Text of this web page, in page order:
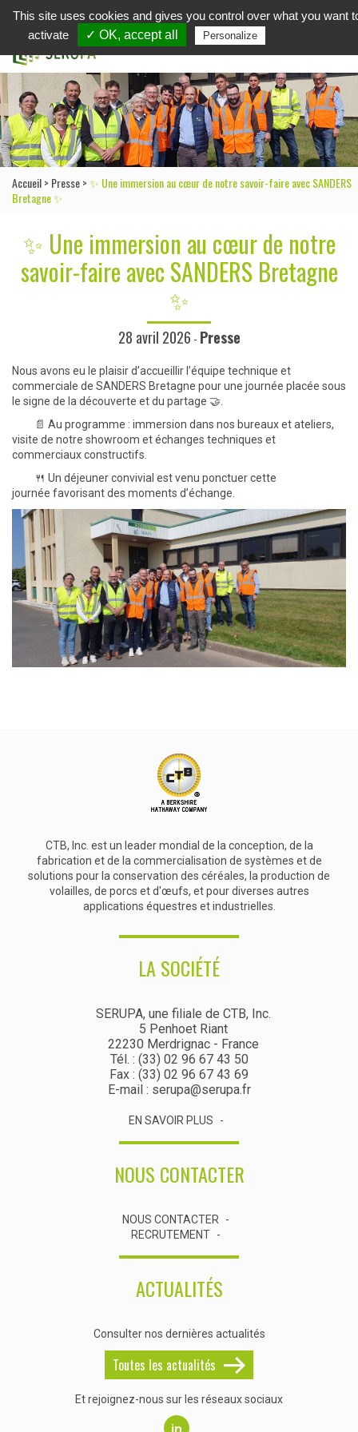
in
Accueil> Presse>✨ Une immersion au cœur de notre savoir-faire avec SANDERS
Bretagne ✨
✨ Une immersion au cœur de notre
savoir-faire avec SANDERS Bretagne
✨
28 avril 2026 - Presse
Nous avons eu le plaisir d’accueillir l’équipe technique et
commerciale de SANDERS Bretagne pour une journée placée sous
le signe de la découverte et du partage 🤝.
📄 Au programme : immersion dans nos bureaux et ateliers,
visite de notre showroom et échanges techniques et
commerciaux constructifs.
🍴 Un déjeuner convivial est venu ponctuer cette
journée favorisant des moments d’échange.
CTB, Inc. est un leader mondial de la conception, de la
fabrication et de la commercialisation de systèmes et de
solutions pour la conservation des céréales, la production de
volailles, de porcs et d'œufs, et pour diverses autres
applications équestres et industrielles.
LA SOCIÉTÉ
SERUPA, une filiale de CTB, Inc.
5 Penhoet Riant
22230 Merdrignac - France
Tél. : (33) 02 96 67 43 50
Fax : (33) 02 96 67 43 69
E-mail : serupa@serupa.fr
EN SAVOIR PLUS
NOUS CONTACTER
NOUS CONTACTER
RECRUTEMENT
ACTUALITÉS
Consulter nos dernières actualités
Toutes les actualités
Et rejoignez-nous sur les réseaux sociaux
This site uses cookies and gives you control over what you want
activate
✓ OK, accept all Personalize